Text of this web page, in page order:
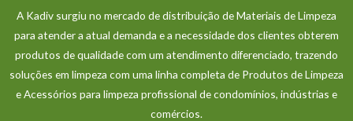
A Kadiv surgiu no mercado de distribuição de Materiais de Limpeza
para atender a atual demanda e a necessidade dos clientes obterem
produtos de qualidade com um atendimento diferenciado, trazendo
soluções em limpeza com uma linha completa de Produtos de Limpeza
e Acessórios para limpeza profissional de condomínios, indústrias e
comércios.